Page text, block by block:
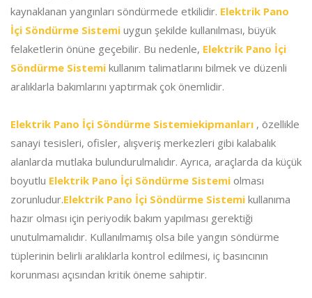
kaynaklanan yangınları söndürmede etkilidir. Elektrik Pano
İçi Söndürme Sistemi uygun şekilde kullanılması, büyük
felaketlerin önüne geçebilir. Bu nedenle, Elektrik Pano İçi
Söndürme Sistemi kullanım talimatlarını bilmek ve düzenli
aralıklarla bakımlarını yaptırmak çok önemlidir.
Elektrik Pano İçi Söndürme Sistemiekipmanları , özellikle
sanayi tesisleri, ofisler, alışveriş merkezleri gibi kalabalık
alanlarda mutlaka bulundurulmalıdır. Ayrıca, araçlarda da küçük
boyutlu Elektrik Pano İçi Söndürme Sistemi olması
zorunludur.Elektrik Pano İçi Söndürme Sistemi kullanıma
hazır olması için periyodik bakım yapılması gerektiği
unutulmamalıdır. Kullanılmamış olsa bile yangın söndürme
tüplerinin belirli aralıklarla kontrol edilmesi, iç basıncının
korunması açısından kritik öneme sahiptir.